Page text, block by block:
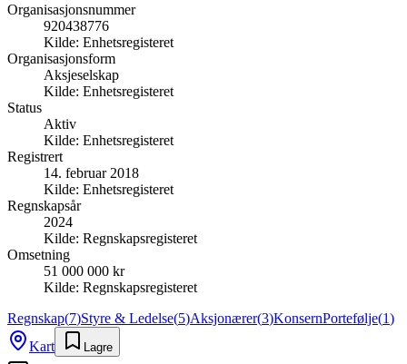
Organisasjonsnummer
920438776
Kilde: Enhetsregisteret
Organisasjonsform
Aksjeselskap
Kilde: Enhetsregisteret
Status
Aktiv
Kilde: Enhetsregisteret
Registrert
14. februar 2018
Kilde: Enhetsregisteret
Regnskapsår
2024
Kilde: Regnskapsregisteret
Omsetning
51 000 000 kr
Kilde: Regnskapsregisteret
Regnskap(7)Styre & Ledelse(5)Aksjonærer(3)KonsernPortefølje(1)
Kart
Lagre